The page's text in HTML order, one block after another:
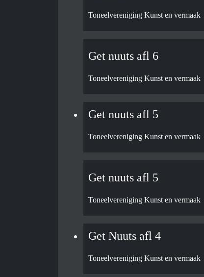
Toneelvereniging Kunst en vermaak
Get nuuts afl 6
Toneelvereniging Kunst en vermaak
Get nuuts afl 5
Toneelvereniging Kunst en vermaak
Get nuuts afl 5
Toneelvereniging Kunst en vermaak
Get Nuuts afl 4
Toneelvereniging Kunst en vermaak